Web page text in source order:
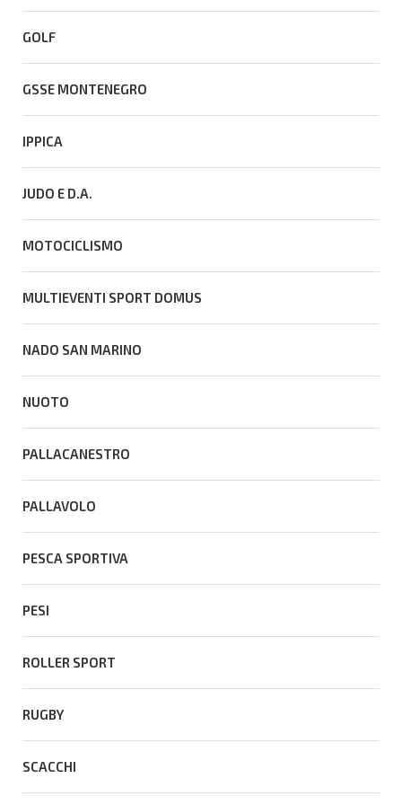
GOLF
GSSE MONTENEGRO
IPPICA
JUDO E D.A.
MOTOCICLISMO
MULTIEVENTI SPORT DOMUS
NADO SAN MARINO
NUOTO
PALLACANESTRO
PALLAVOLO
PESCA SPORTIVA
PESI
ROLLER SPORT
RUGBY
SCACCHI